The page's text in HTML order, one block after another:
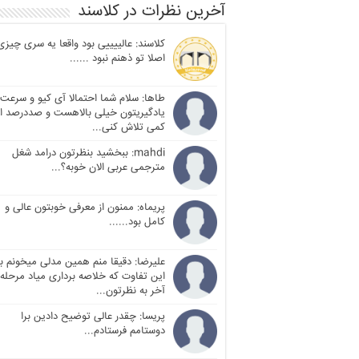
آخرین نظرات در کلاسند
کلاسند: عالییییی بود واقعا یه سری
اصلا تو ذهنم نبود ......
طاها: سلام شما احتمالا آی کیو و سرعت
یادگیریتون خیلی بالاهست و صددرصد
کمی تلاش کنی...
mahdi: ببخشید بنظرتون درامد شغل
مترجمی عربی الان خوبه؟...
پریماه: ممنون از معرفی خوبتون عالی و
کامل بود......
علیرضا: دقیقا منم همین مدلی میخونم
این تفاوت که خلاصه برداری میاد مرحله
آخر به نظرتون...
پریسا: چقدر عالی توضیح دادین برا
دوستامم فرستادم...